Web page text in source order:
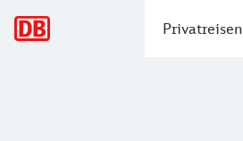
Privatreisen